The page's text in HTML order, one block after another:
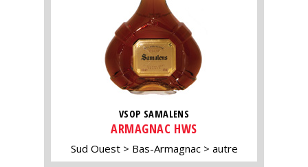
VSOP SAMALENS
ARMAGNAC HWS
Sud Ouest Bas-Armagnac autre